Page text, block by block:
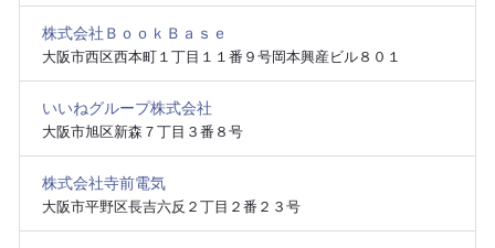
株式会社ＢｏｏｋＢａｓｅ
大阪市西区西本町１丁目１１番９号岡本興産ビル８０１
いいねグループ株式会社
大阪市旭区新森７丁目３番８号
株式会社寺前電気
大阪市平野区長吉六反２丁目２番２３号